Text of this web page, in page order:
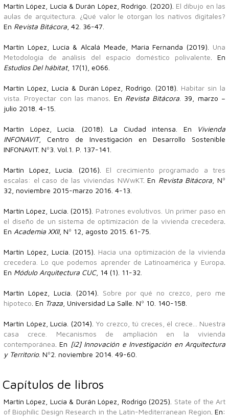
Martín López, Lucía & Durán López, Rodrigo. (2020). El dibujo en las
aulas de arquitectura. ¿Qué valor le otorgan los nativos digitales?
En Revista Bitácora , 42. 36-47.
Martín López, Lucía & Alcalá Meade, María Fernanda (2019). Una
Metodología de análisis del espacio doméstico polivalente . En
Estudios Del hábitat, 17(1), e066.
Martín López, Lucía & Durán López, Rodrigo. (2018). Habitar sin la
vista. Proyectar con las manos . En Revista Bitácora . 39, marzo –
julio 2018. 4-15.
Martín López, Lucía. (2018). La Ciudad intensa. En
Vivienda
INFONAVIT, Centro de Investigación en Desarrollo Sostenible
INFONAVIT. Nº3. Vol.1. P. 137-141.
Martín López, Lucía. (2016). El crecimiento programado a tres
escalas: el caso de las viviendas NWwKT. En Revista Bitácora , Nº
32, noviembre 2015-marzo 2016. 4-13.
Martín López, Lucía. (2015). Patrones evolutivos. Un primer paso en
el diseño de un sistema de optimización de la vivienda crecedera
En Academia XXII, Nº 12, agosto 2015. 61-75.
Martín López, Lucía. (2015). Hacia una optimización de la vivienda
crecedera. Lo que podemos aprender de Latinoamérica y Europa
En Módulo Arquitectura CUC, 14 (1). 11-32.
Martín López, Lucía. (2014). Sobre por qué no crezco, pero me
hipoteco . En Traza , Universidad La Salle. Nº 10. 140-158.
Martín López, Lucía. (2014). Yo crezco, tú creces, él crece... Nuestra
casa crece. Mecanismos de ampliación en la vivienda
contemporánea . En [i2] Innovación e Investigación en Arquitectura
y Territorio. Nº2. noviembre 2014. 49-60.
Capítulos de libros
Martín López, Lucía & Durán López, Rodrigo (2025). State of the Art
of Biophilic Design Research in the Latin-Mediterranean Region . En: